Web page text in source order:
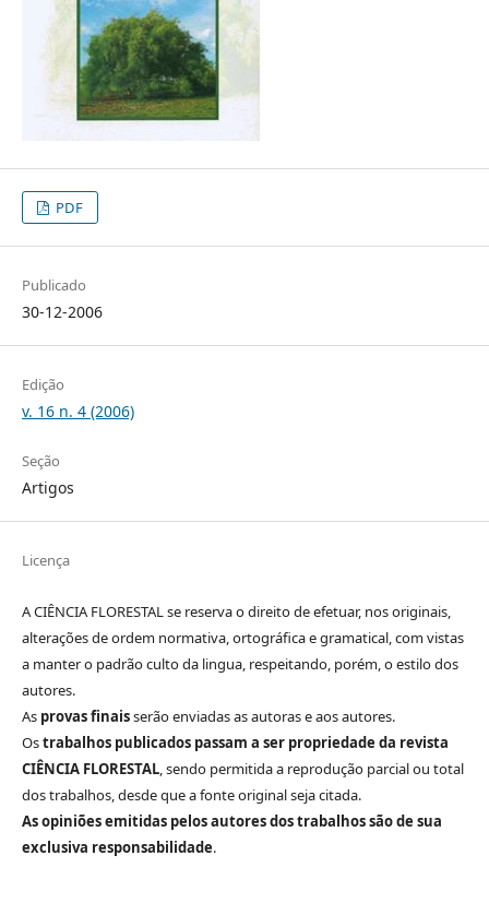
PDF
Publicado
30-12-2006
Edição
v. 16 n. 4 (2006)
Seção
Artigos
Licença
A CIÊNCIA FLORESTAL se reserva o direito de efetuar, nos originais,
alterações de ordem normativa, ortográfica e gramatical, com vistas
a manter o padrão culto da lingua, respeitando, porém, o estilo dos
autores.
As provas finaisserão enviadas as autoras e aos autores.
Ostrabalhos publicados passam a ser propriedade da revista
CIÊNCIA FLORESTAL, sendo permitida a reprodução parcial ou total
dos trabalhos, desde que a fonte original seja citada.
As opiniões emitidas pelos autores dos trabalhos são de sua
exclusiva responsabilidade.